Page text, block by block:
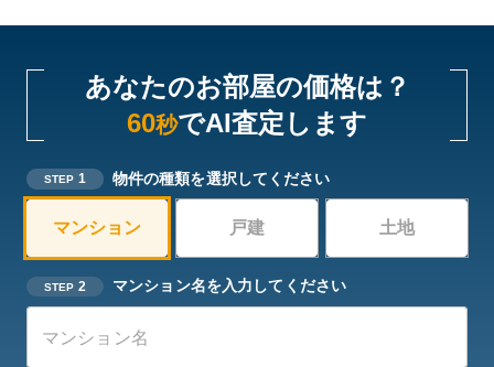
あなたのお部屋の価格は？
60秒でAI査定します
STEP 1 物件の種類を選択してください
マンション 戸建 土地
STEP 2 マンション名を入力してください